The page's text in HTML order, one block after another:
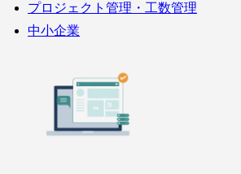
プロジェクト管理・工数管理
中小企業